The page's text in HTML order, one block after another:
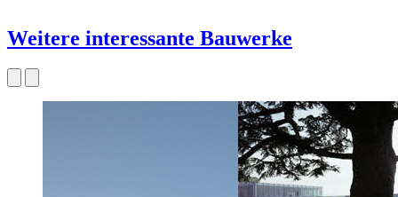
Weitere interessante Bauwerke